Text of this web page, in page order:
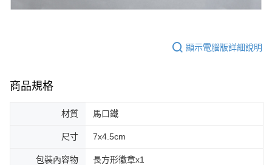
顯示電腦版詳細說明
商品規格
材質 馬口鐵
尺寸 7x4.5cm
包裝內容物 長方形徽章x1